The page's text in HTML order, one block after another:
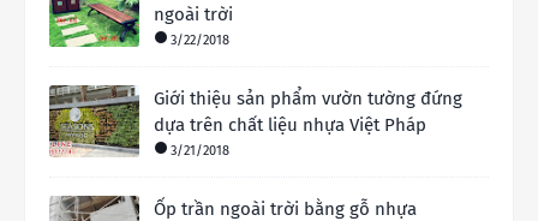
ngoài trời
3/22/2018
Giới thiệu sản phẩm vườn tường đứng
dựa trên chất liệu nhựa Việt Pháp
3/21/2018
Ốp trần ngoài trời bằng gỗ nhựa